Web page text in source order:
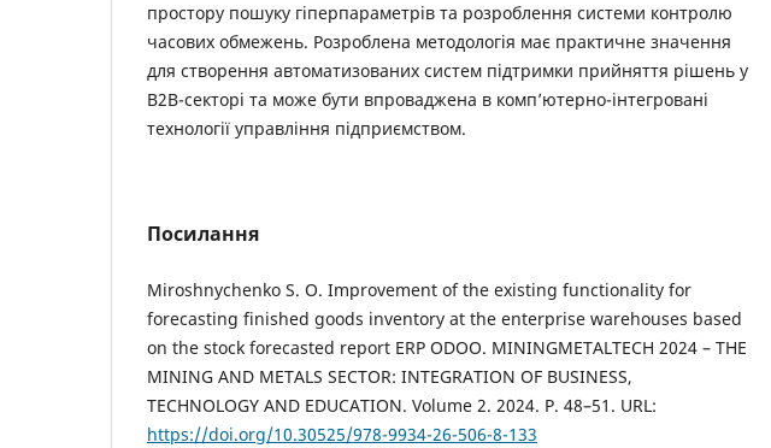
простору пошуку гіперпараметрів та розроблення системи контролю
часових обмежень. Розроблена методологія має практичне значення
для створення автоматизованих систем підтримки прийняття рішень у
B2B-секторі та може бути впроваджена в комп’ютерно-інтегровані
технології управління підприємством.
Посилання
Miroshnychenko S. O. Improvement of the existing functionality for
forecasting finished goods inventory at the enterprise warehouses based
on the stock forecasted report ERP ODOO. MININGMETALTECH 2024 – THE
MINING AND METALS SECTOR: INTEGRATION OF BUSINESS,
TECHNOLOGY AND EDUCATION. Volume 2. 2024. P. 48–51. URL:
https://doi.org/10.30525/978-9934-26-506-8-133